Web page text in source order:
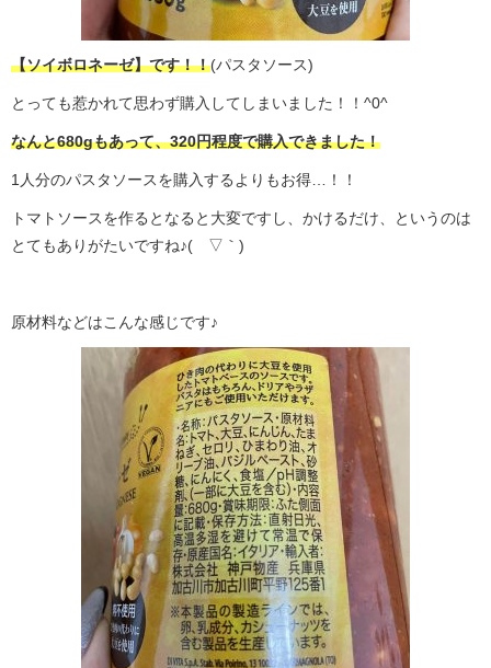
【ソイボロネーゼ】です！！(パスタソース)
とっても惹かれて思わず購入してしまいました！！^0^
なんと680gもあって、320円程度で購入できました！
1人分のパスタソースを購入するよりもお得…！！
トマトソースを作るとなると大変ですし、かけるだけ、というのは
とてもありがたいですね♪(´▽｀)
原材料などはこんな感じです♪